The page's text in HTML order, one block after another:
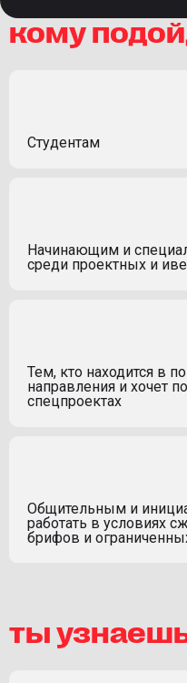
кому
Студентам
Начинающим и
среди проектных и
Тем, кто находится в
направления и хочет
спецпроектах
Общительным и
работать в условиях
брифов и
ты